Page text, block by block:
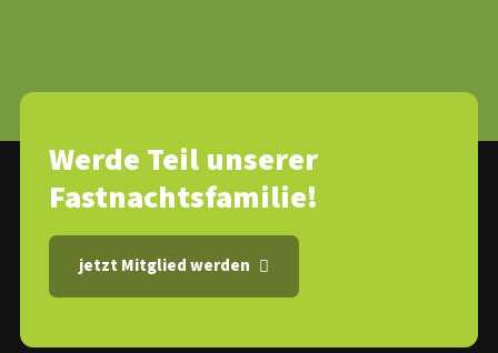
Werde Teil unserer
Fastnachtsfamilie!
jetzt Mitglied werden